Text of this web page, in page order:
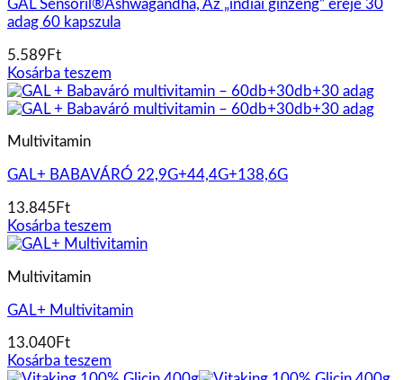
GAL Sensoril®Ashwagandha, Az „indiai ginzeng” ereje 30
adag 60 kapszula
5.589 Ft
Kosárba teszem
Multivitamin
GAL+ BABAVÁRÓ 22,9G+44,4G+138,6G
13.845 Ft
Kosárba teszem
Multivitamin
GAL+ Multivitamin
13.040Ft
Kosárba teszem